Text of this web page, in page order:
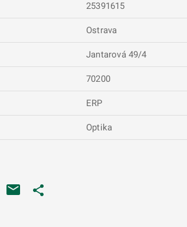
25391615
Ostrava
Jantarová 49/4
70200
ERP
Optika
na nové kartě
se otevře na nové kartě
Odkaz se otevře na nové kartě